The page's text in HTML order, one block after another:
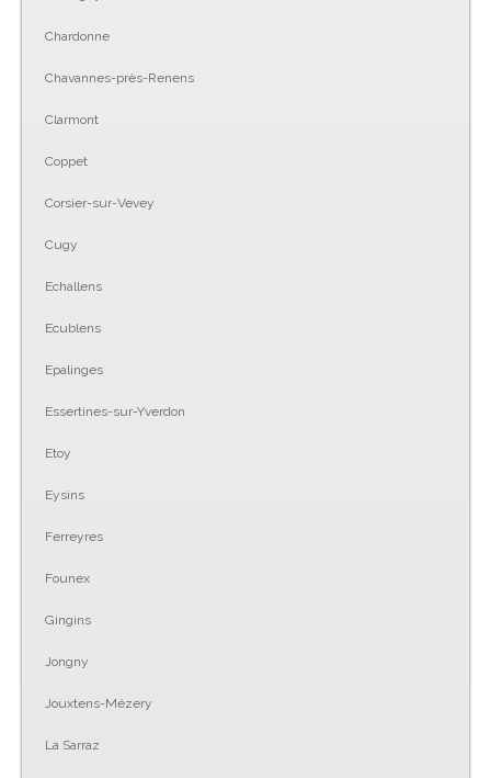
Chardonne
Chavannes-près-Renens
Clarmont
Coppet
Corsier-sur-Vevey
Cugy
Echallens
Ecublens
Epalinges
Essertines-sur-Yverdon
Etoy
Eysins
Ferreyres
Founex
Gingins
Jongny
Jouxtens-Mézery
La Sarraz